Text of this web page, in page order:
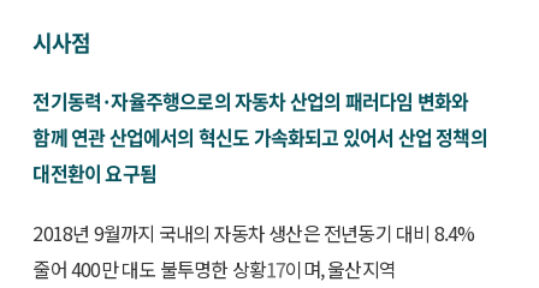
시사점
전기동력·자율주행으로의 자동차 산업의 패러다임 변화와
함께 연관 산업에서의 혁신도 가속화되고 있어서 산업 정책의
대전환이 요구됨
2018년 9월까지 국내의 자동차 생산은 전년동기 대비 8.4%
줄어 400만 대도 불투명한 상황17이며, 울산지역